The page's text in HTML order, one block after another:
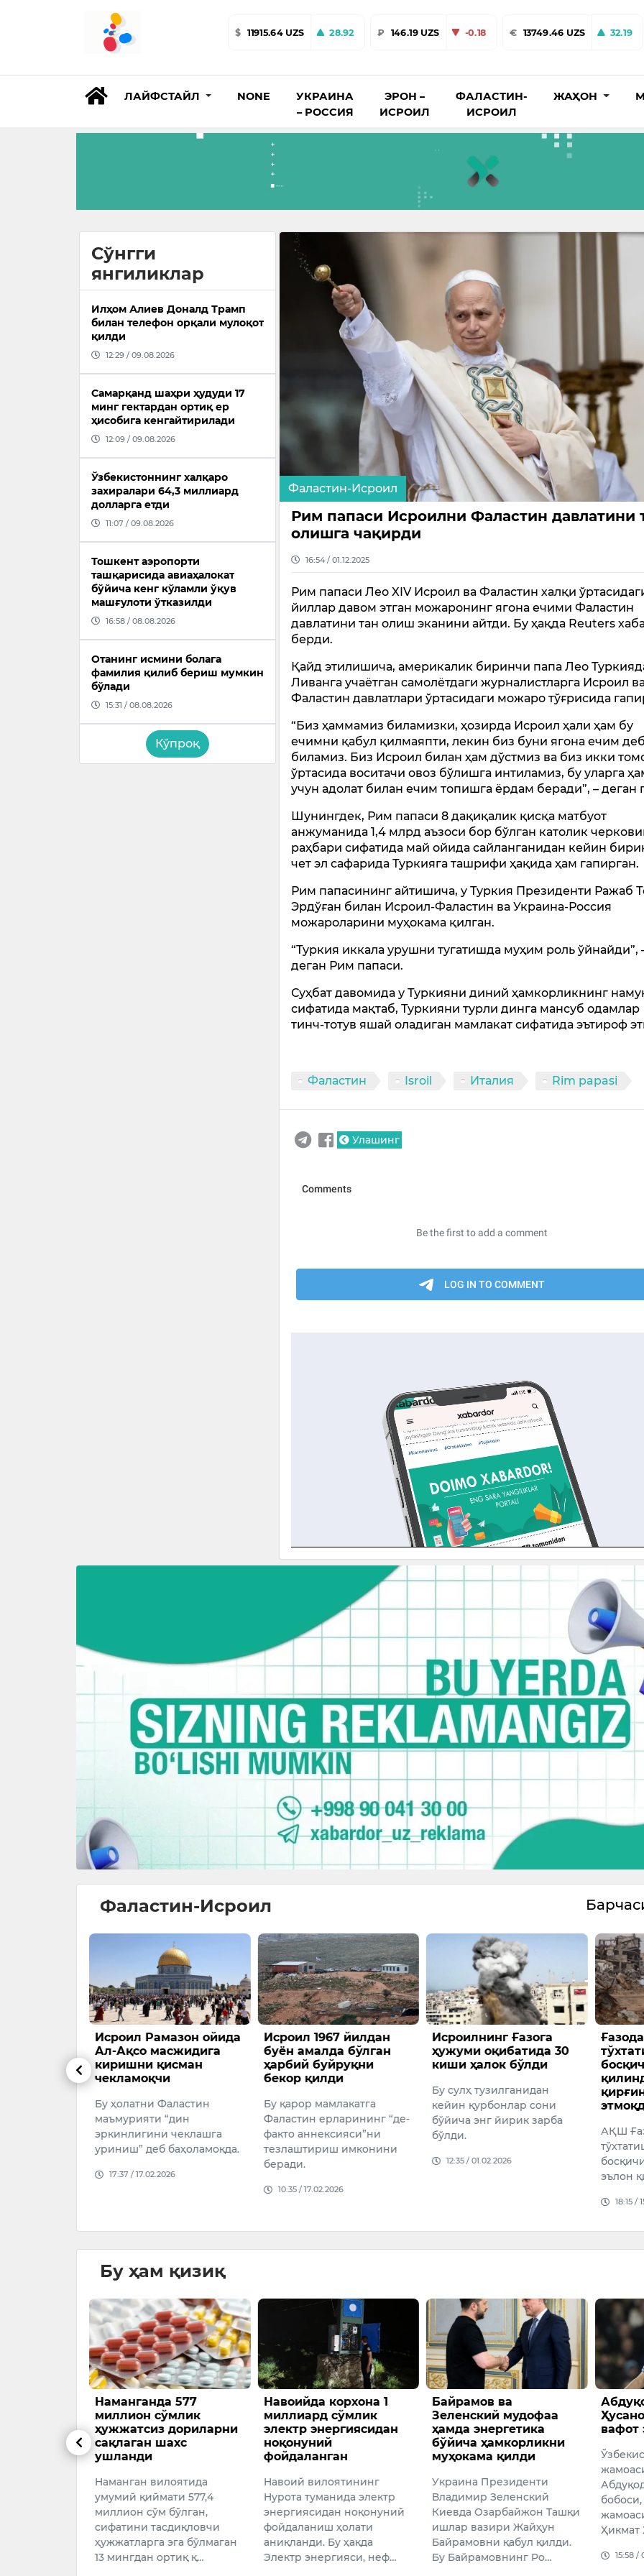
$ 11915.64 UZS 28.92 ₽ 146.19 UZS -0.18 € 13749.46 UZS 32.19
ЛАЙФСТАЙЛ NONE
УКРАИНА
– РОССИЯ
ЭРОН –
ИСРОИЛ
ФАЛАСТИН-
ИСРОИЛ
ЖАҲОН
Сўнгги
янгиликлар
Илҳом Алиев Доналд Трамп
билан телефон орқали мулоқот
қилди
12:29 / 09.08.2026
Самарқанд шаҳри ҳудуди 17
минг гектардан ортиқ ер
ҳисобига кенгайтирилади
12:09 / 09.08.2026
Ўзбекистоннинг халқаро
захиралари 64,3 миллиард
долларга етди
11:07 / 09.08.2026
Тошкент аэропорти
ташқарисида авиаҳалокат
бўйича кенг кўламли ўқув
машғулоти ўтказилди
16:58 / 08.08.2026
Отанинг исмини болага
фамилия қилиб бериш мумкин
бўлади
15:31 / 08.08.2026
Кўпроқ
Фаластин-Исроил
Рим папаси Исроилни Фаластин давлатини
олишга чақирди
16:54 / 01.12.2025
Рим папаси Лео XIV Исроил ва Фаластин халқи
йиллар давом этган можаронинг ягона ечими Фаластин
давлатини тан олиш эканини айтди. Бу ҳақда Reuters
берди.
Қайд этилишича, америкалик биринчи папа Лео
Ливанга учаётган самолётдаги журналистларга Исроил
Фаластин давлатлари ўртасидаги можаро тўғрисида
“Биз ҳаммамиз биламизки, ҳозирда Исроил ҳали ҳам бу
ечимни қабул қилмаяпти, лекин биз буни ягона ечим
биламиз. Биз Исроил билан ҳам дўстмиз ва биз икки
ўртасида воситачи овоз бўлишга интиламиз, бу уларга
учун адолат билан ечим топишга ёрдам беради”, – деган
Шунингдек, Рим папаси 8 дақиқалик қисқа матбуот
анжуманида 1,4 млрд аъзоси бор бўлган католик
раҳбари сифатида май ойида сайланганидан кейин
чет эл сафарида Туркияга ташрифи ҳақида ҳам гапирган.
Рим папасининг айтишича, у Туркия Президенти Ражаб
Эрдўған билан Исроил-Фаластин ва Украина-Россия
можароларини муҳокама қилган.
“Туркия иккала урушни тугатишда муҳим роль ўйнайди”,
деган Рим папаси.
Суҳбат давомида у Туркияни диний ҳамкорликнинг
сифатида мақтаб, Туркияни турли динга мансуб одамлар
тинч-тотув яшай оладиган мамлакат сифатида эътироф
Фаластин Isroil Италия Rim papasi
Улашинг
Фаластин-Исроил
Исроил Рамазон ойида
Ал-Ақсо масжидига
киришни қисман
чекламоқчи
Бу ҳолатни Фаластин
маъмурияти “дин
эркинлигини чеклашга
уриниш” деб баҳоламоқда.
17:37 / 17.02.2026
Исроил 1967 йилдан
буён амалда бўлган
ҳарбий буйруқни
бекор қилди
Бу қарор мамлакатга
Фаластин ерларининг “де-
факто аннексияси”ни
тезлаштириш имконини
беради.
10:35 / 17.02.2026
Исроилнинг Ғазога
ҳужуми оқибатида 30
киши ҳалок бўлди
Бу сулҳ тузилганидан
кейин қурбонлар сони
бўйича энг йирик зарба
бўлди.
12:35 / 01.02.2026
АҚШ
эълон
18:15 /
Бу ҳам қизиқ
Озарбайжон
Наманганда 577
миллион сўмлик
ҳужжатсиз дориларни
сақлаган шахс
ушланди
Наманган вилоятида
умумий қиймати 577,4
миллион сўм бўлган,
сифатини тасдиқловчи
ҳужжатларга эга бўлмаган
13 мингдан ортиқ қ…
Навоийда корхона 1
миллиард сўмлик
электр энергиясидан
ноқонуний
фойдаланган
Навоий вилоятининг
Нурота туманида электр
энергиясидан ноқонуний
фойдаланиш ҳолати
аниқланди. Бу ҳақда
Электр энергияси, неф…
Байрамов ва
Зеленский мудофаа
ҳамда энергетика
бўйича ҳамкорликни
муҳокама қилди
Украина Президенти
Владимир Зеленский
Киевда Озарбайжон Ташқи
ишлар вазири Жайҳун
Байрамовни қабул қилди.
Бу Байрамовнинг Ро…
вафот
бобоси,
15:58 /